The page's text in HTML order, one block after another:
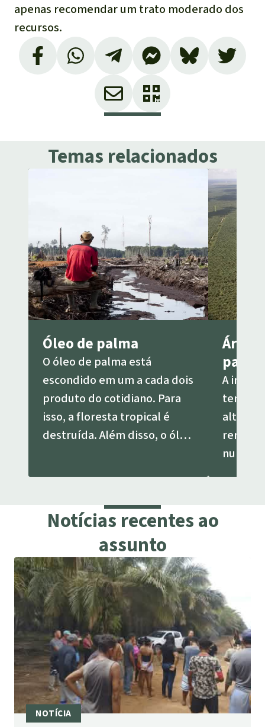
apenas recomendar um trato moderado dos
recursos.
Temas relacionados
Óleo de palma
O óleo de palma está
escondido em um a cada dois
produto do cotidiano. Para
isso, a floresta tropical é
destruída. Além disso, o óleo
A
tenta
altos
nunca
Notícias recentes ao
assunto